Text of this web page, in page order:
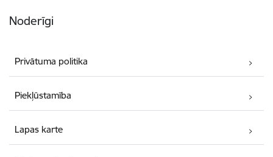
Noderīgi
Privātuma politika
Piekļūstamība
Lapas karte